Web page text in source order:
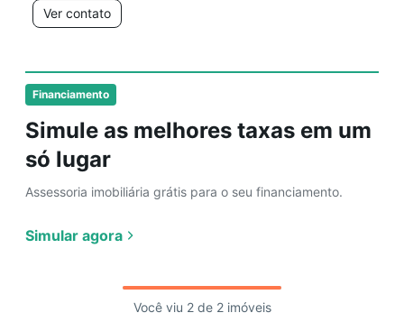
Financiamento
Simule as melhores taxas em um
só lugar
Assessoria imobiliária grátis para o seu financiamento.
Simular agora
Ver contato
Você viu 2 de 2 imóveis